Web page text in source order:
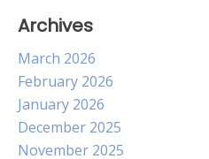
Archives
March 2026
February 2026
January 2026
December 2025
November 2025